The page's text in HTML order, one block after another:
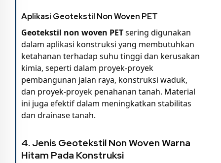
Aplikasi Geotekstil Non Woven PET
Geotekstil non woven PETsering digunakan
dalam aplikasi konstruksi yang membutuhkan
ketahanan terhadap suhu tinggi dan kerusakan
kimia, seperti dalam proyek-proyek
pembangunan jalan raya, konstruksi waduk,
dan proyek-proyek penahanan tanah. Material
ini juga efektif dalam meningkatkan stabilitas
dan drainase tanah.
4. Jenis Geotekstil Non Woven Warna
Hitam Pada Konstruksi